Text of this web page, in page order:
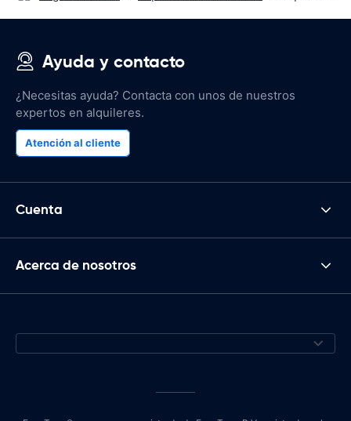
Ayuda y contacto
¿Necesitas ayuda? Contacta con unos de nuestros
expertos en alquileres.
Atención al cliente
Cuenta
Acerca de nosotros